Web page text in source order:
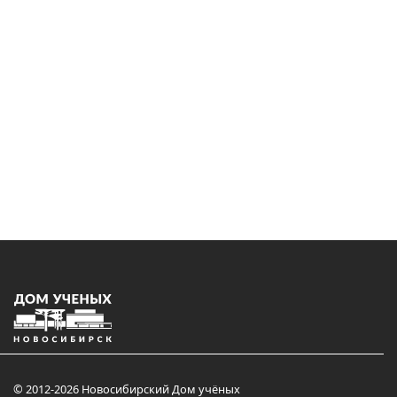
© 2012-2026 Новосибирский Дом учёных